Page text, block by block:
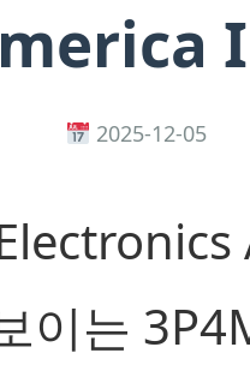
2025-12-05
이는